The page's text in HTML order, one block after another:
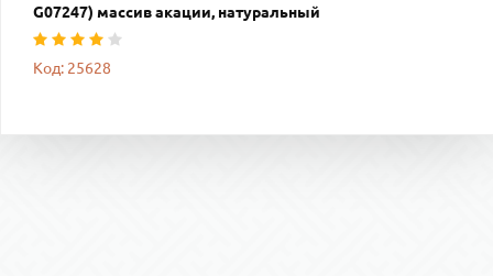
G07247) массив акации, натуральный
Код: 25628